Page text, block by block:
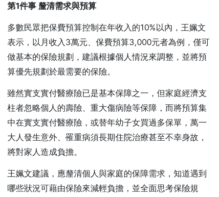
第1件事 釐清需求與預算
多數民眾把保費預算控制在年收入的10%以內，王姵文
表示，以月收入3萬元、保費預算3,000元者為例，僅可
做基本的保險規劃，建議根據個人情況來調整，並將預
算優先規劃於最需要的保險。
雖然實支實付醫療險已是基本保障之一，但家庭經濟支
柱者忽略個人的壽險、重大傷病險等保障，而將預算集
中在實支實付醫療險，或替年幼子女買過多保單，萬一
大人發生意外、罹重病須長期住院治療甚至不幸身故，
將對家人造成負擔。
王姵文建議，應釐清個人與家庭的保障需求，知道遇到
哪些狀況可藉由保險來減輕負擔，並全面思考保險規